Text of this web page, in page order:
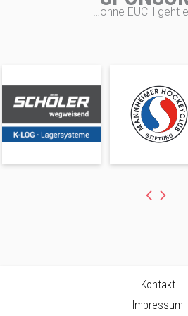
…ohne EUCH geht
Kontakt
Impressum